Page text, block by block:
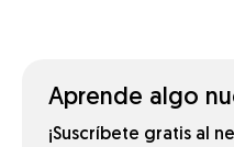
Aprende algo
¡Suscríbete gratis al